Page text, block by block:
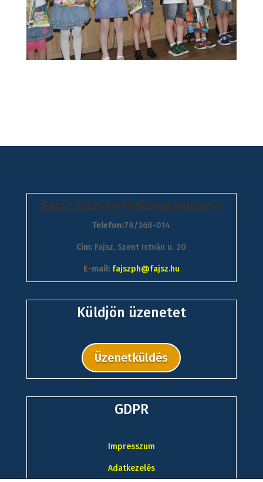
Fajsz Község Önkormányzata
Telefon:78/368-014
Cím: Fajsz, Szent István u. 20
E-mail: fajszph@fajsz.hu
Küldjön üzenetet
Üzenetküldés
GDPR
Impresszum
Adatkezelés